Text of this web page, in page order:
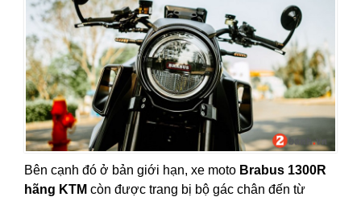
Bên cạnh đó ở bản giới hạn, xe moto Brabus 1300R
hãng KTM còn được trang bị bộ gác chân đến từ